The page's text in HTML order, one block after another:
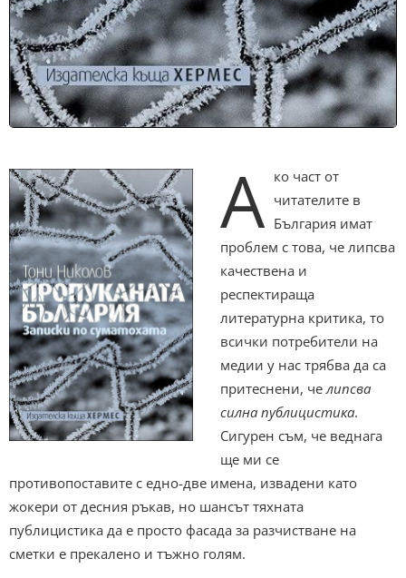
А ко част от
читателите в
България имат
проблем с това, че липсва
качествена и
респектираща
литературна критика, то
всички потребители на
медии у нас трябва да са
притеснени, челипсва
силна публицистика.
Сигурен съм, че веднага
ще ми се
противопоставите с едно-две имена, извадени като
жокери от десния ръкав, но шансът тяхната
публицистика да е просто фасада за разчистване на
сметки е прекалено и тъжно голям.